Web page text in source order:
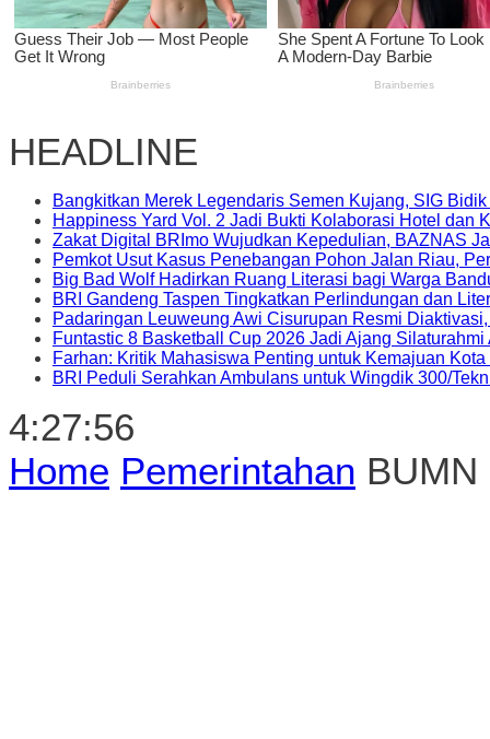
HEADLINE
Bangkitkan Merek Legendaris Semen Kujang, SIG
Happiness Yard Vol. 2 Jadi Bukti Kolaborasi Hotel dan
Zakat Digital BRImo Wujudkan Kepedulian, BAZNAS
Pemkot Usut Kasus Penebangan Pohon Jalan Riau,
Big Bad Wolf Hadirkan Ruang Literasi bagi Warga
BRI Gandeng Taspen Tingkatkan Perlindungan dan
Padaringan Leuweung Awi Cisurupan Resmi
Funtastic 8 Basketball Cup 2026 Jadi Ajang
Farhan: Kritik Mahasiswa Penting untuk Kemajuan
BRI Peduli Serahkan Ambulans untuk Wingdik 300/
4:27:57
Home Pemerintahan BUMN